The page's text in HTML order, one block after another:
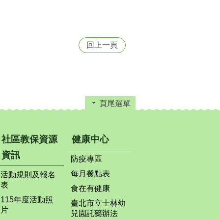
回上一頁
頁尾選單
社區教保資源
資訊
活動規則及報名
表
115年度活動照
片
健康中心
防疫專區
每月餐點表
食在有健康
臺北市立士林幼
兒園託藥辦法